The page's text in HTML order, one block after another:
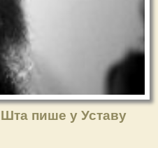
пише у Уставу